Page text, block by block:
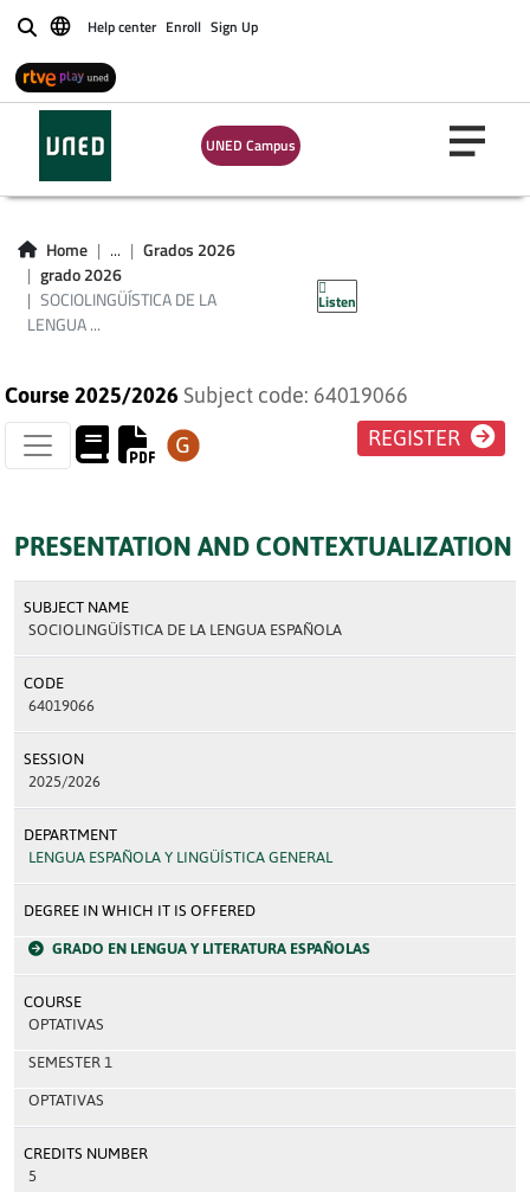
BuscarHelp center Enroll Sign Up
UNED Campus
Home ...
Grados 2026
grado 2026
SOCIOLINGÜÍSTICA DE LA
LENGUA ...
Listen
SOCIOLINGÜÍSTICA
DE LA LENGUA
ESPAÑOLA
Course 2025/2026 Subject code: 64019066
REGISTER
PRESENTATION AND CONTEXTUALIZATION
SUBJECT NAME
SOCIOLINGÜÍSTICA DE LA LENGUA ESPAÑOLA
CODE
64019066
SESSION
2025/2026
DEPARTMENT
LENGUA ESPAÑOLA Y LINGÜÍSTICA GENERAL
DEGREE IN WHICH IT IS OFFERED
GRADO EN LENGUA Y LITERATURA ESPAÑOLAS
COURSE
OPTATIVAS
SEMESTER 1
OPTATIVAS
CREDITS NUMBER
5